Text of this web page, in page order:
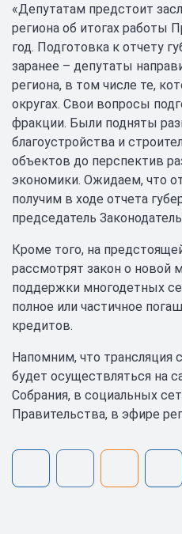
«Депутатам предстоит
региона об итогах работы
год. Подготовка к отчету
заранее – депутаты
региона, в том числе те,
округах. Свои вопросы
фракции. Были подняты
благоустройства и
объектов до перспектив
экономики. Ожидаем, что
получим в ходе отчета
председатель
Кроме того, на
рассмотрят закон о новой
поддержки многодетных
полное или частичное
кредитов.
Напомним, что трансляция
будет осуществляться на
Собрания, в социальных
Правительства, в эфире